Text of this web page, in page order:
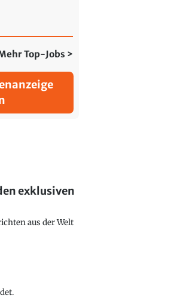
Top-Jobs >
exklusiven
aus der Welt